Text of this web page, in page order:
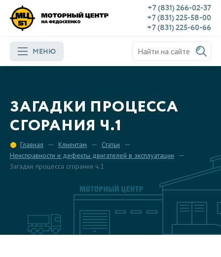
+7 (831) 266-02-37
+7 (831) 225-58-00
+7 (831) 225-60-66
МЕНЮ
ЗАГАДКИ ПРОЦЕССА
СГОРАНИЯ Ч.1
Главная Клиентам
Статьи
Неисправности и дефекты двигателей в эксплуатации
Загадки процесса сгорания ч.1